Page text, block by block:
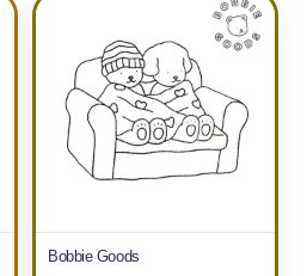
Bobbie Goods